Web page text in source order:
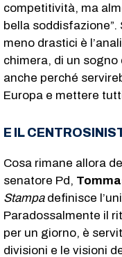
competitività, ma
bella
meno drastici è
chimera, di un
anche perché
Europa e mettere
E IL
Cosa rimane allora
senatore Pd,
Stampadefinisce
Paradossalmente il
per un giorno, è
divisioni e le visioni